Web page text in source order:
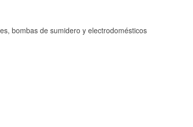
bombas de sumidero y electrodomésticos